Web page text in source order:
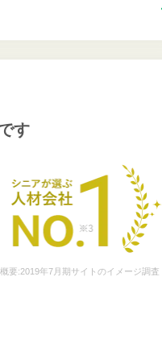
す
要:2019年7月期サイトのイメージ調査